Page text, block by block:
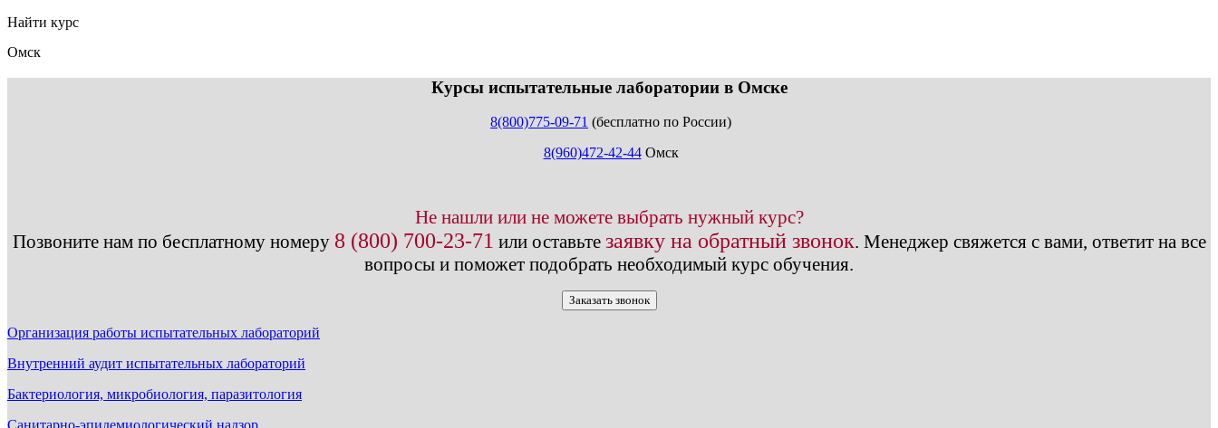
Найти курс
Омск
Курсы испытательные лаборатории в Омске
8(800)775-09-71 (бесплатно по России)
8(960)472-42-44Омск
Не нашли или не можете выбрать нужный курс?
Позвоните нам по бесплатному номеру 8 (800) 700-23-71 или оставьте заявку на обратный звонок. Менеджер свяжется с вами, ответит на все
вопросы и поможет подобрать необходимый курс обучения.
Заказать звонок
Организация работы испытательных лабораторий
Внутренний аудит испытательных лабораторий
Бактериология, микробиология, паразитология